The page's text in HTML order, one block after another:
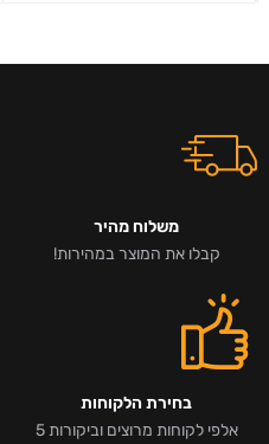
משלוח מהיר
קבלו את המוצר במהירות!
בחירת הלקוחות
אלפי לקוחות מרוצים וביקורות 5